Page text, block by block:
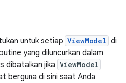
untuk setiap ViewModel di
yang diluncurkan dalam
dibatalkan jika ViewModel
berguna di sini saat Anda